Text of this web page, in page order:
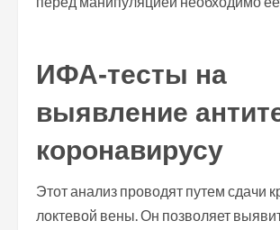
ИФА-тесты на
выявление
коронавирусу
Этот анализ проводят путем сдачи
локтевой вены. Он позволяет